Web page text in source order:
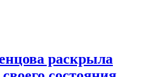
раскрыла